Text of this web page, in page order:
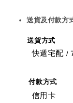
送貨及付款方
送貨方式
快遞宅配 /
付款方式
信用卡